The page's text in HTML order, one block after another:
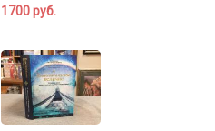
1700 руб.